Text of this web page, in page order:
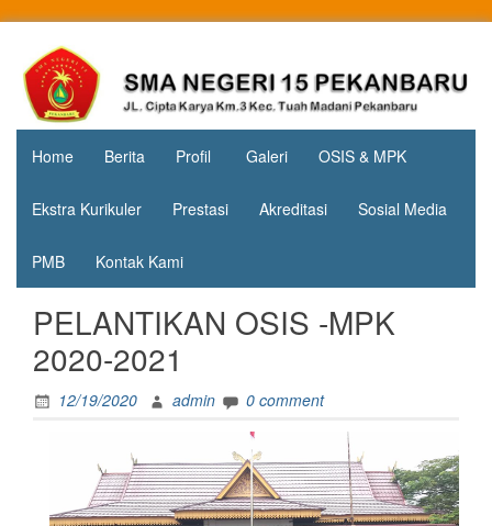
contentSMA
Negeri 15
Pekanbaru
Jl. Cipta
Karya
KM.3, Kec.
Tuah
Madani,
Home Berita Profil Galeri OSIS & MPK
Ekstra Kurikuler Prestasi Akreditasi Sosial Media
PMB Kontak Kami
PELANTIKAN OSIS -MPK
2020-2021
12/19/2020 admin 0 comment